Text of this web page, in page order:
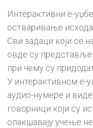
Интерактивни е-
остваривање
Сви задаци који се
овде су
при чему су
У интерактивном е-
аудио-нумере и
говорници који су
олакшавају учење